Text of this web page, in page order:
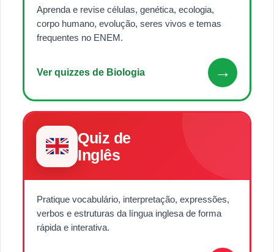
Aprenda e revise células, genética, ecologia,
corpo humano, evolução, seres vivos e temas
frequentes no ENEM.
Ver quizzes de Biologia →
Quiz de
Inglês
Pratique vocabulário, interpretação, expressões,
verbos e estruturas da língua inglesa de forma
rápida e interativa.